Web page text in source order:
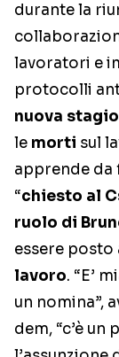
durante la
lavoratori e
protocolli
nuova
le morti sul
apprende da
“chiesto al
ruolo di
essere posto
lavoro. “E’
un nomina”,
dem, “c’è